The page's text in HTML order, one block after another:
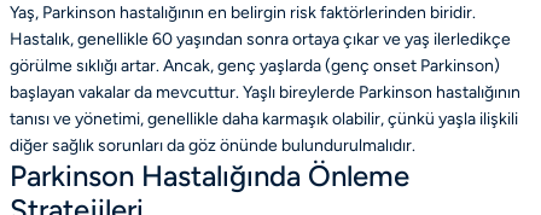
Yaş, Parkinson hastalığının en belirgin risk faktörlerinden biridir.
Hastalık, genellikle 60 yaşından sonra ortaya çıkar ve yaş ilerledikçe
görülme sıklığı artar. Ancak, genç yaşlarda (genç onset Parkinson)
başlayan vakalar da mevcuttur. Yaşlı bireylerde Parkinson hastalığının
tanısı ve yönetimi, genellikle daha karmaşık olabilir, çünkü yaşla ilişkili
diğer sağlık sorunları da göz önünde bulundurulmalıdır.
Parkinson Hastalığında Önleme